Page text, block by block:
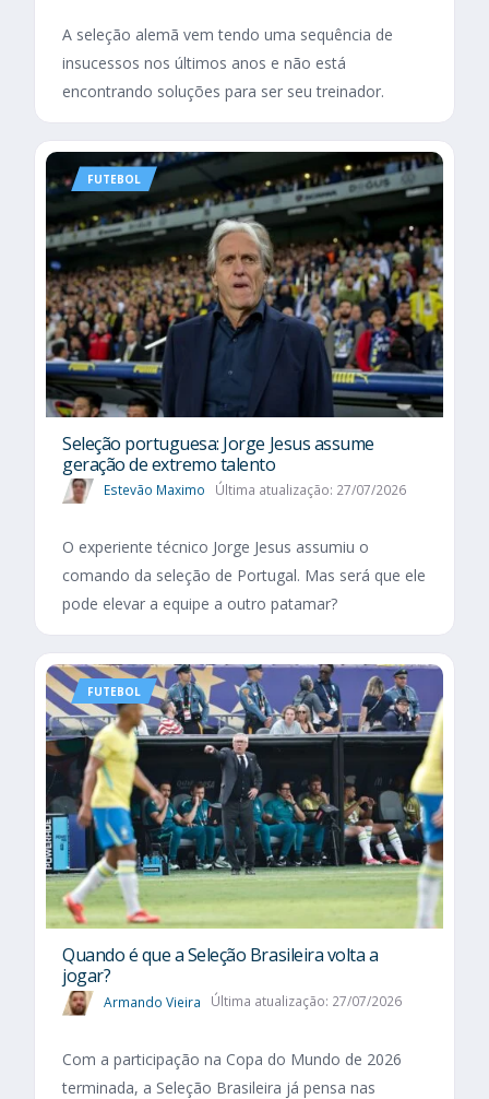
A seleção alemã vem tendo uma sequência de
insucessos nos últimos anos e não está
encontrando soluções para ser seu treinador.
FUTEBOL
Seleção portuguesa: Jorge Jesus assume
geração de extremo talento
Estevão Maximo Última atualização: 27/07/2026
O experiente técnico Jorge Jesus assumiu o
comando da seleção de Portugal. Mas será que ele
pode elevar a equipe a outro patamar?
FUTEBOL
Quando é que a Seleção Brasileira volta a
jogar?
Armando Vieira Última atualização: 27/07/2026
Com a participação na Copa do Mundo de 2026
terminada, a Seleção Brasileira já pensa nas